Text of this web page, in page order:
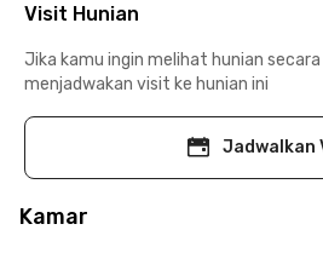
Visit Hunian
Jika kamu ingin melihat hunian
menjadwakan visit ke hunian ini
Jadwalkan
Kamar